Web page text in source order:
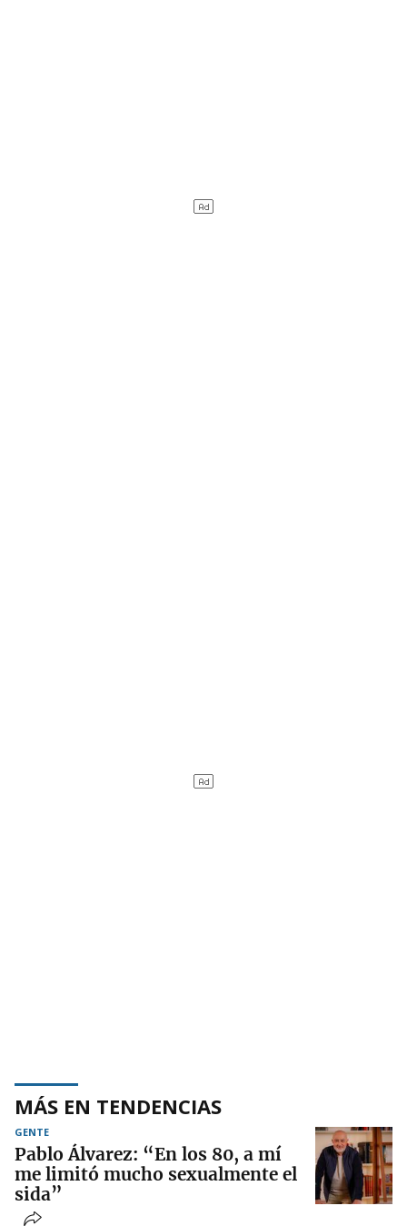
MÁS EN TENDENCIAS
GENTE
Pablo Álvarez: “En los 80, a mí
me limitó mucho sexualmente el
sida”